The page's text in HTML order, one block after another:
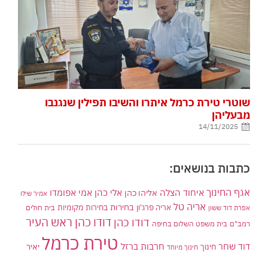
שוטרי טירת כרמל איתרו והשיבו תפילין שנגנבו
מבעליהן
14/11/2025
כתבות בנושאים:
אגף החינוך איחוד הצלה אליהו כהן אלי כהן אמי אפומדו אמיר שילו
אפרת דוד ששון אריה טל אריה פרג'ון בחירות בחירות מקומיות בית חולים
רמב"ם בית משפט השלום בחיפה דודו כהן דודו כהן ראש העיר
דוד שחר חינוך חינוך מיוחד חרבות ברזל טירת כרמל יאיר